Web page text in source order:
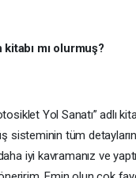
mı olurmuş?
Yol Sanatı” adlı
sisteminin tüm
daha iyi kavramanız ve